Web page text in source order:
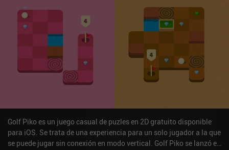
Golf Piko es un juego casual de puzles en 2D gratuito disponible
para iOS. Se trata de una experiencia para un solo jugador a la que
se puede jugar sin conexión en modo vertical. Golf Piko se lanzó en